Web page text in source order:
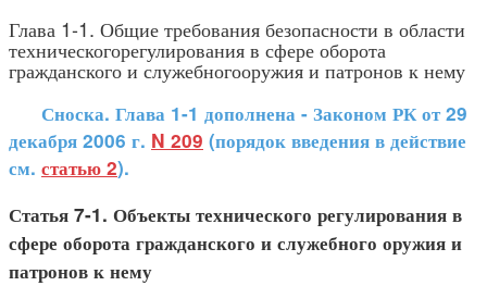
Глава 1-1. Общие требования безопасности в области
техническогорегулирования в сфере оборота
гражданского и служебногооружия и патронов к нему
Сноска. Глава 1-1 дополнена - Законом РК от 29
декабря 2006 г. N 209 (порядок введения в действие
см. статью 2).
Статья 7-1. Объекты технического регулирования в
сфере оборота гражданского и служебного оружия и
патронов к нему